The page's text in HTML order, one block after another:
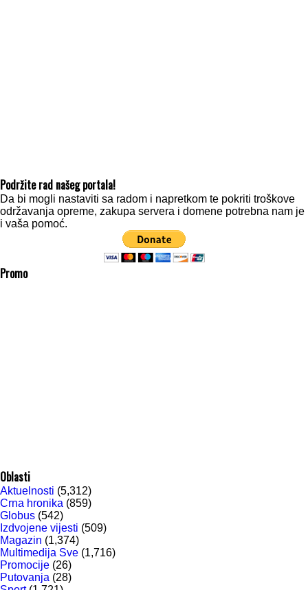
Podržite rad našeg portala!
Da bi mogli nastaviti sa radom i napretkom te pokriti troškove
održavanja opreme, zakupa servera i domene potrebna nam je
i vaša pomoć.
Promo
Oblasti
Aktuelnosti (5,312)
Crna hronika (859)
Globus (542)
Izdvojene vijesti (509)
Magazin (1,374)
Multimedija Sve (1,716)
Promocije (26)
Putovanja (28)